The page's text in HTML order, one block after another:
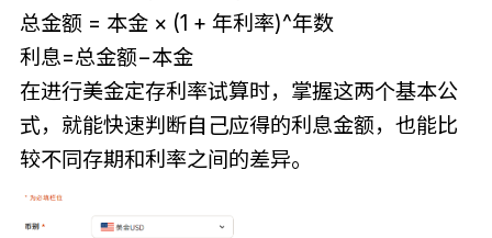
总金额 = 本金 × (1 + 年利率)^年数
利息=总金额−本金
在进行美金定存利率试算时，掌握这两个基本公
式，就能快速判断自己应得的利息金额，也能比
较不同存期和利率之间的差异。